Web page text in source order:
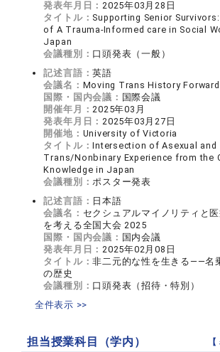
発表年月日：2025年03月28日
タイトル： Supporting Senior
of A Trauma-Informed care in Social
Japan
会議種別： 口頭発表（一般）
記述言語：英語
会議名： Moving Trans History
国際・国内会議： 国際会議
開催年月：2025年03月
発表年月日：2025年03月27日
開催地： University of Victoria
タイトル：Intersection of Asexual and
Trans/Nonbinary Experience from the
Knowledge in Japan
会議種別：ポスター発表
記述言語： 日本語
会議名： セクシュアルマイノリティと
を考える全国大会 2025
国際・国内会議： 国内会議
発表年月日：2025年02月08日
タイトル：非二元的な性を生きる――名
の歴史
会議種別： 口頭発表（招待・特別）
全件表示 >>
担当授業科目（学内）